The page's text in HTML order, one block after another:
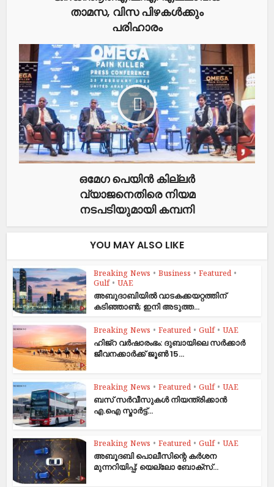
താമസ, വിസ പിഴകൾക്കും
പരിഹാരം
ഒമേഗ പെയിന്‍ കില്ലര്‍
വ്യാജനെതിരെ നിയമ
നടപടിയുമായി കമ്പനി
YOU MAY ALSO LIKE
Breaking News • Business • Featured •
Gulf • UAE
അബുദാബിയിൽ വാടകക്കയറ്റത്തിന്
കടിഞ്ഞാൺ; ഇനി അടുത്ത...
Breaking News • Featured • Gulf • UAE
ഹിജ്‌റ വർഷാരംഭം: ദുബായിലെ സർക്കാർ
ജീവനക്കാർക്ക് ജൂൺ 15...
Breaking News • Featured • Gulf • UAE
ബസ് സർവീസുകൾ നിയന്ത്രിക്കാൻ
എ.ഐ സ്മാർട്ട്...
Breaking News • Featured • Gulf • UAE
അബൂദബി പൊലീസിന്റെ കർശന
മുന്നറിയിപ്പ്; യെല്ലോ ബോക്സ്...